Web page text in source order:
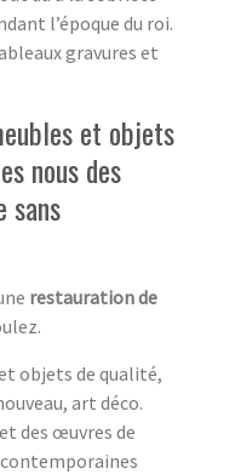
l’époque du roi.
gravures et
et objets
nous des
sans
restauration de
objets de qualité,
art déco.
des œuvres de